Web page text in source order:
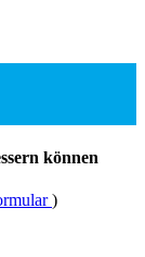
können
)